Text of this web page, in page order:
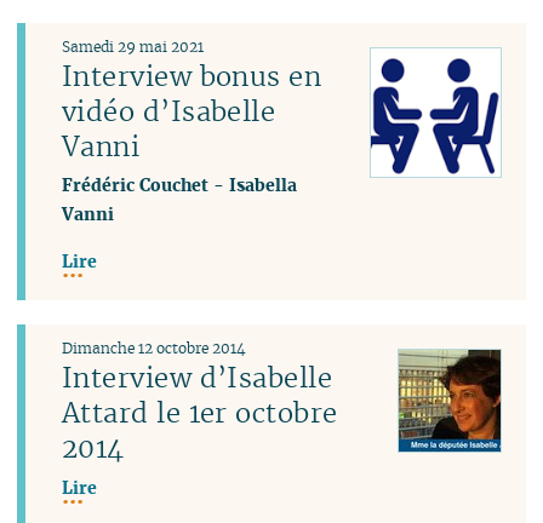
Interview bonus en
vidéo d’Isabelle
Vanni
Samedi 29 mai 2021
Frédéric Couchet -Isabella
Vanni
Lire
Interview d’Isabelle
Attard le 1er octobre
2014
Dimanche 12 octobre 2014
Lire